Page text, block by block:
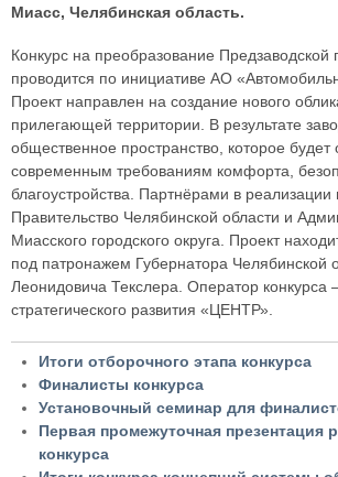
Миасс, Челябинская область.
Конкурс на преобразование
проводится по инициативе АО
Проект направлен на создание нового
прилегающей территории. В результате
общественное пространство, которое будет
современным требованиям комфорта,
благоустройства. Партнёрами в реализации
Правительство Челябинской области и
Миасского городского округа. Проект
под патронажем Губернатора Челябинской
Леонидовича Текслера. Оператор конкурса
стратегического развития «ЦЕНТР».
Итоги отборочного этапа конкурса
Финалисты конкурса
Установочный семинар для
Первая промежуточная презентация
конкурса